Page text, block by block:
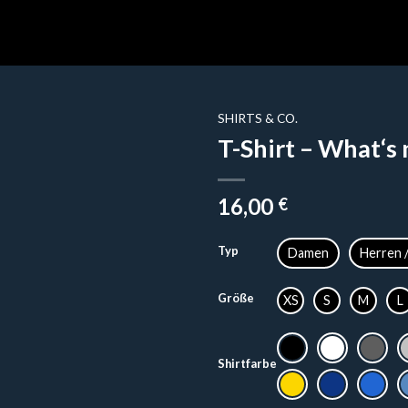
SHIRTS & CO.
T-Shirt – What‘s
16,00 €
Typ Damen Herren
Größe XS S M L
Shirtfarbe